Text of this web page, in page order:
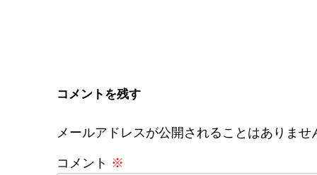
コメントを残す
メールアドレスが公開されることはありませ
コメント ※